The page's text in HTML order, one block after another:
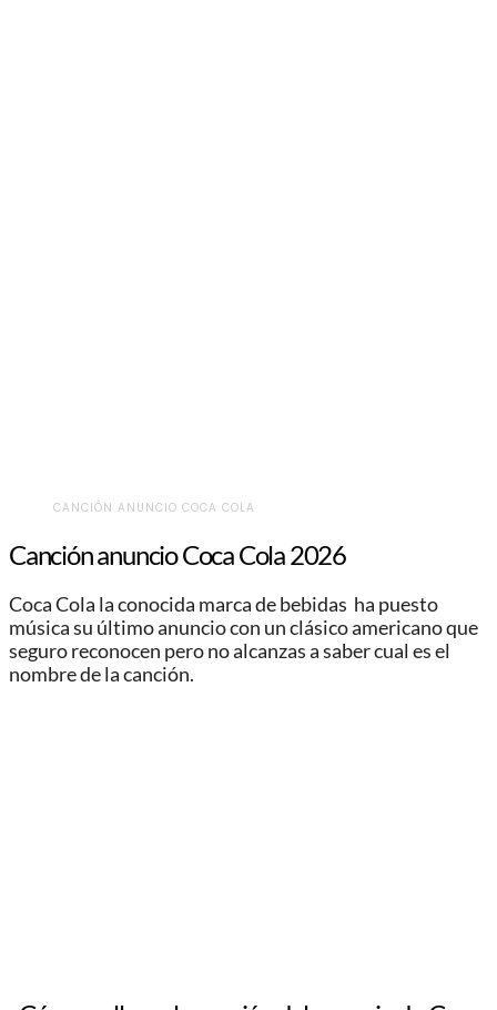
CANCIÓN ANUNCIO COCA COLA
Canción anuncio Coca Cola 2026
Coca Cola la conocida marca de bebidas ha puesto
música su último anuncio con un clásico americano que
seguro reconocen pero no alcanzas a saber cual es el
nombre de la canción.